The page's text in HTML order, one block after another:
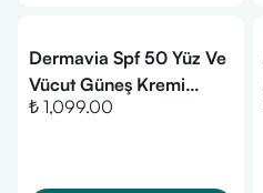
Dermavia Spf 50 Yüz Ve
Vücut Güneş Kremi
Akneye Meyilli Ciltler
₺ 1,099.00